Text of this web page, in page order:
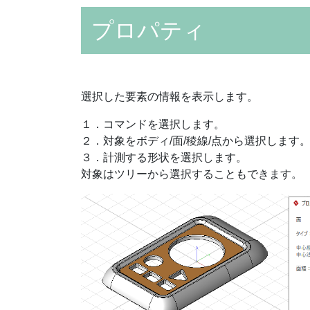
プロパティ
選択した要素の情報を表示します。
１．コマンドを選択します。
２．対象をボディ/面/稜線/点から選択します。
３．計測する形状を選択します。
対象はツリーから選択することもできます。